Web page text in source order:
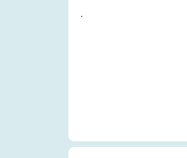
.